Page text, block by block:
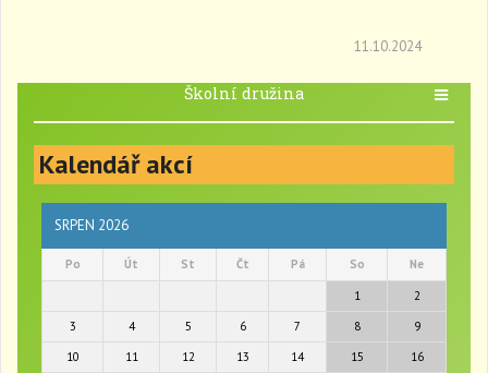
11.10.2024
Školní družina
T
l
e
a
Kalendář akcí
SRPEN 2026
Po Út St Čt Pá So Ne
1
2
3
4 5 6 7 8
9
10
11 12 13 14 15
16